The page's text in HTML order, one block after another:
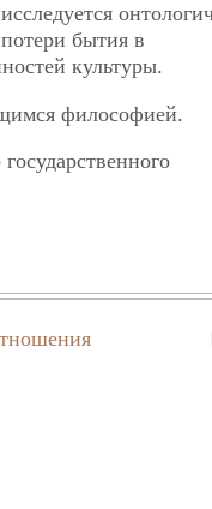
бытия в
культуры.
философией.